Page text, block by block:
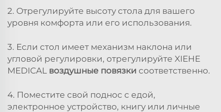
2. Отрегулируйте высоту стола для вашего
уровня комфорта или его использования.
3. Если стол имеет механизм наклона или
угловой регулировки, отрегулируйте XIEHE
MEDICAL воздушные повязки соответственно.
4. Поместите свой поднос с едой,
электронное устройство, книгу или личные